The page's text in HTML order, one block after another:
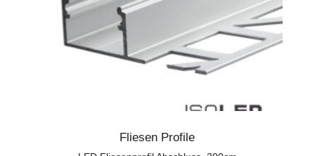
Fliesen Profile